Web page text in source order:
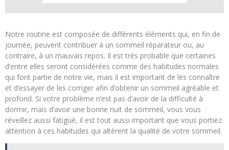
Notre routine est composée de différents éléments qui, en fin de
journée, peuvent contribuer à un sommeil réparateur ou, au
contraire, à un mauvais repos. Il est très probable que certaines
d’entre elles seront considérées comme des habitudes normales
qui font partie de notre vie, mais il est important de les connaître
et d’essayer de les corriger afin d’obtenir un sommeil agréable et
profond. Si votre problème n’est pas d’avoir de la difficulté à
dormir, mais d’avoir une bonne nuit de sommeil, vous vous
réveillez aussi fatigué, il est tout aussi important que vous portiez
attention à ces habitudes qui altèrent la qualité de votre sommeil.